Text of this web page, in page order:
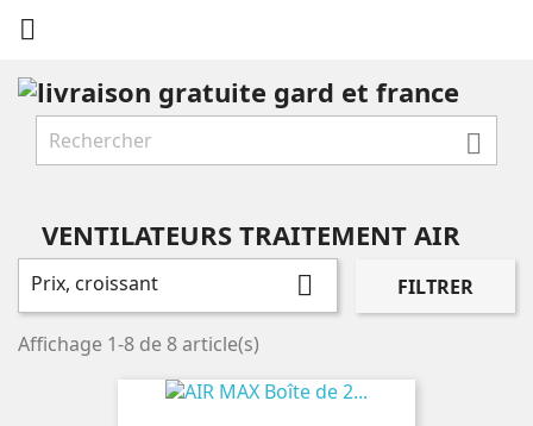


VENTILATEURS TRAITEMENT AIR
Prix, croissant  FILTRER
Affichage 1-8 de 8 article(s)